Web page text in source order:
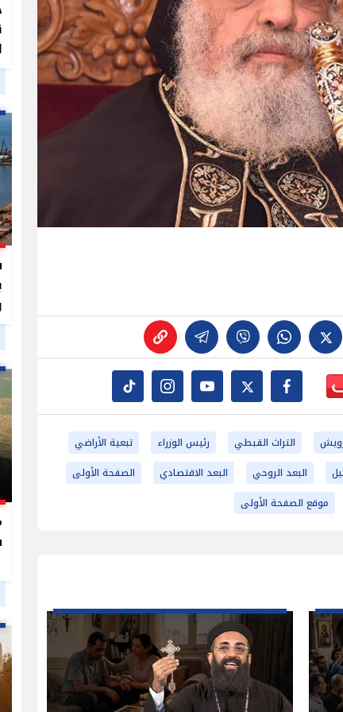
التراث القبطي رئيس الوزراء
تبعية الأراضي
البعد الروحي البعد الاقتصادي
الصفحة الأولى
موقع الصفحة الأولى